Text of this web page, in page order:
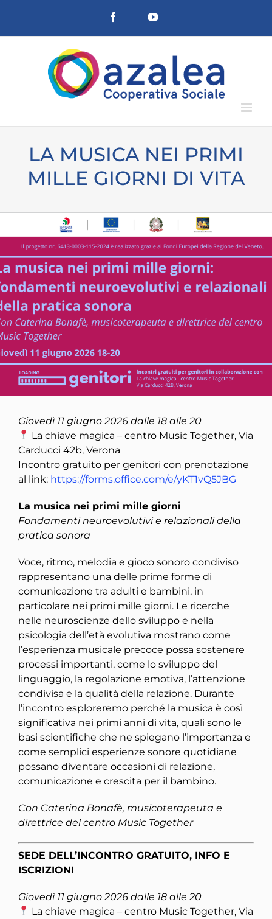
contenuto
Facebook YouTube
LA MUSICA NEI PRIMI
MILLE GIORNI DI VITA
Giovedì 11 giugno 2026 dalle 18 alle 20
La chiave magica – centro Music Together, Via
Carducci 42b, Verona
Incontro gratuito per genitori con prenotazione
al link: https://forms.office.com/e/yKT1vQ5JBG
La musica nei primi mille giorni
Fondamenti neuroevolutivi e relazionali della
pratica sonora
Voce, ritmo, melodia e gioco sonoro condiviso
rappresentano una delle prime forme di
comunicazione tra adulti e bambini, in
particolare nei primi mille giorni. Le ricerche
nelle neuroscienze dello sviluppo e nella
psicologia dell’età evolutiva mostrano come
l’esperienza musicale precoce possa sostenere
processi importanti, come lo sviluppo del
linguaggio, la regolazione emotiva, l’attenzione
condivisa e la qualità della relazione. Durante
l’incontro esploreremo perché la musica è così
significativa nei primi anni di vita, quali sono le
basi scientifiche che ne spiegano l’importanza e
come semplici esperienze sonore quotidiane
possano diventare occasioni di relazione,
comunicazione e crescita per il bambino.
Con Caterina Bonafè, musicoterapeuta e
direttrice del centro Music Together
SEDE DELL’INCONTRO GRATUITO, INFO E
ISCRIZIONI
Giovedì 11 giugno 2026 dalle 18 alle 20
La chiave magica – centro Music Together, Via